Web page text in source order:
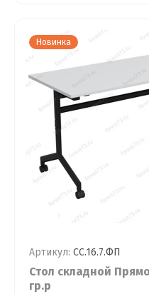
Новинка
Артикул: СС.16.7.ФП
Стол складной
гр.р